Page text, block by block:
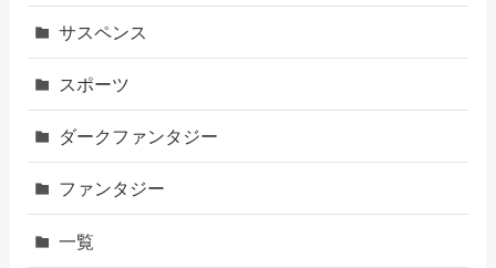
サスペンス
スポーツ
ダークファンタジー
ファンタジー
一覧